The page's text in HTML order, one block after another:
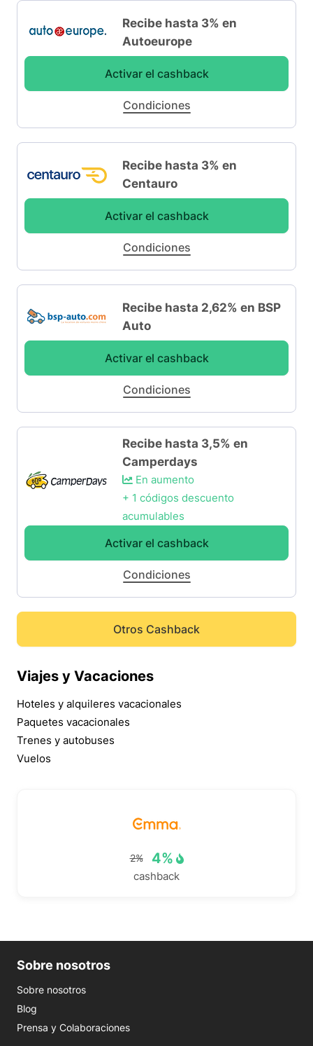
Recibe hasta 3% en
Autoeurope
Activar el cashback
Condiciones
Recibe hasta 3% en
Centauro
Activar el cashback
Condiciones
Recibe hasta 2,62% en BSP
Auto
Activar el cashback
Condiciones
Recibe hasta 3,5% en
Camperdays
En aumento
+ 1 códigos descuento
acumulables
Activar el cashback
Condiciones
Otros Cashback
Viajes y Vacaciones
Hoteles y alquileres vacacionales
Paquetes vacacionales
Trenes y autobuses
Vuelos
2% 4%
cashback
Sobre nosotros
Sobre nosotros
Blog
Prensa y Colaboraciones